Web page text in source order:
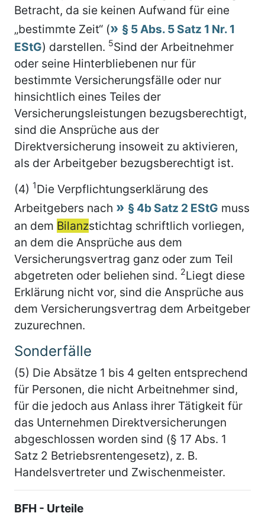
Betracht, da sie keinen Aufwand für eine
„bestimmte Zeit“ (
§ 5 Abs. 5 Satz 1 Nr. 1
EStG) darstellen. 5Sind der Arbeitnehmer
oder seine Hinterbliebenen nur für
bestimmte Versicherungsfälle oder nur
hinsichtlich eines Teiles der
Versicherungsleistungen bezugsberechtigt,
sind die Ansprüche aus der
Direktversicherung insoweit zu aktivieren,
als der Arbeitgeber bezugsberechtigt ist.
(4) 1Die Verpflichtungserklärung des
Arbeitgebers nach
§ 4b Satz 2 EStG muss
an dem Bilanzstichtag schriftlich vorliegen,
an dem die Ansprüche aus dem
Versicherungsvertrag ganz oder zum Teil
abgetreten oder beliehen sind. 2Liegt diese
Erklärung nicht vor, sind die Ansprüche aus
dem Versicherungsvertrag dem Arbeitgeber
zuzurechnen.
Sonderfälle
(5) Die Absätze 1 bis 4 gelten entsprechend
für Personen, die nicht Arbeitnehmer sind,
für die jedoch aus Anlass ihrer Tätigkeit für
das Unternehmen Direktversicherungen
abgeschlossen worden sind (§ 17 Abs. 1
Satz 2 Betriebsrentengesetz), z. B.
Handelsvertreter und Zwischenmeister.
BFH - Urteile